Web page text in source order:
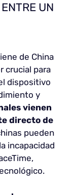
UN
de China
crucial para
dispositivo
y
vienen
directo de
pueden
incapacidad